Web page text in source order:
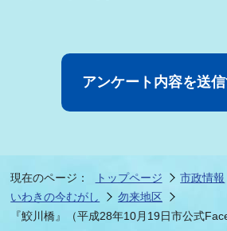
現在のページ： トップページ 市政情報
いわきの今むがし
勿来地区
『鮫川橋』（平成28年10月19日市公式